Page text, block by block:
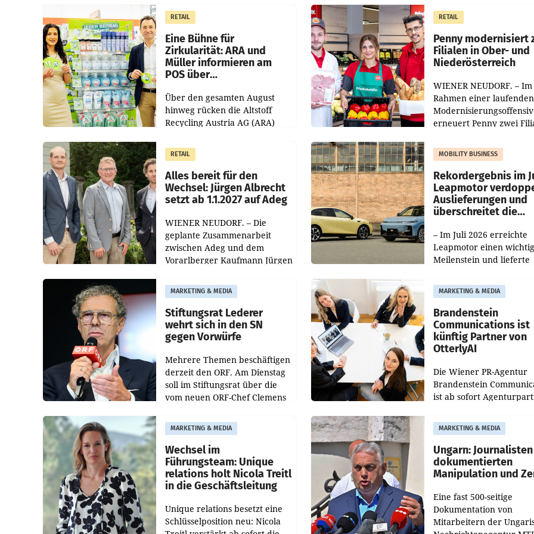
erwirtschaftet, was einem Plus
von 3,8 Prozent gegenüber
dem Vergleichszeitraum
gemacht und die
Markterwartung deutlich
übertroffen.
RETAIL
Eine Bühne für
Zirkularität: ARA und
Müller informieren am
POS über
Über den gesamten August
hinweg rücken die Altstoff
Recycling Austria AG (ARA)
Müller die Initiative „Kreislauf-
Helden“ in allen
österreichischen Müller-Filialen
RETAIL
Penny modernisiert
Filialen in Ober- und
Niederösterreich
WIENER NEUDORF. – Im
Rahmen einer laufenden
erneuert Penny zwei
Die beiden Standorte
Haag sowie im rund
RETAIL
Alles bereit für den
Wechsel: Jürgen Albrecht
setzt ab 1.1.2027 auf Adeg
WIENER NEUDORF. – Die
geplante Zusammenarbeit
zwischen Adeg und dem
Vorarlberger Kaufmann Jürgen
freigegeben: Die
Bundeswettbewerbsbehörde
und der Bundeskartellanwalt
MOBILITY BUSINESS
Rekordergebnis im
Leapmotor
Auslieferungen und
überschreitet die
– Im Juli 2026 erreichte
Leapmotor einen
Meilenstein und lieferte
aus, womit sich das
gegenüber Juli 2025
verdoppelte (+102
MARKETING & MEDIA
Stiftungsrat Lederer
wehrt sich in den SN
gegen Vorwürfe
Mehrere Themen beschäftigen
derzeit den ORF. Am Dienstag
soll im Stiftungsrat über die
vom neuen ORF-Chef Clemens
Besetzungen für die
Direktionen abgestimmt
werden.
MARKETING & MEDIA
Brandenstein
Communications ist
künftig Partner von
OtterlyAI
Die Wiener PR-Agentur
Brandenstein
ist ab sofort
Optimierungsplattform
OtterlyAI. Damit baut die
Agentur ihr
MARKETING & MEDIA
Wechsel im
Führungsteam: Unique
relations holt Nicola Treitl
in die Geschäftsleitung
Unique relations besetzt eine
Schlüsselposition neu: Nicola
MARKETING & MEDIA
Ungarn: Journalisten
dokumentierten
Manipulation und
Eine fast 500-seitige
Dokumentation von
Mitarbeitern der